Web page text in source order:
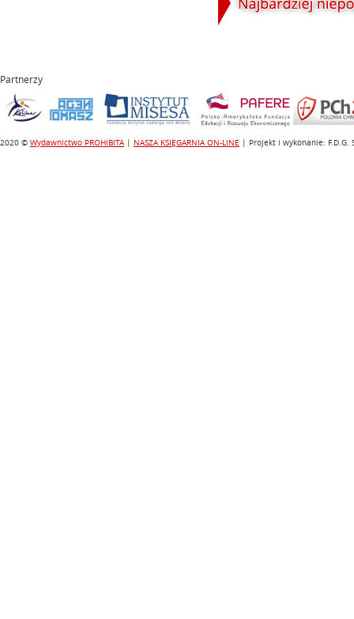
Partnerzy
2020 © Wydawnictwo PROHIBITA| NASZA KSIĘGARNIA ON-LINE | Projekt i wykonanie: F.D.G.